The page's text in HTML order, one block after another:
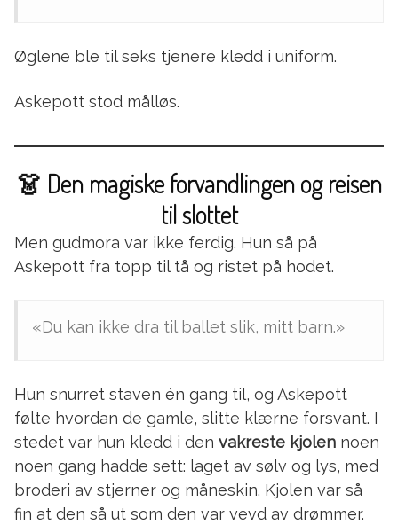
Øglene ble til seks tjenere kledd i uniform.
Askepott stod målløs.
👗 Den magiske forvandlingen og reisen
til slottet
Men gudmora var ikke ferdig. Hun så på
Askepott fra topp til tå og ristet på hodet.
«Du kan ikke dra til ballet slik, mitt barn.»
Hun snurret staven én gang til, og Askepott
følte hvordan de gamle, slitte klærne forsvant. I
stedet var hun kledd i den vakreste kjolen noen
noen gang hadde sett: laget av sølv og lys, med
broderi av stjerner og måneskin. Kjolen var så
fin at den så ut som den var vevd av drømmer.